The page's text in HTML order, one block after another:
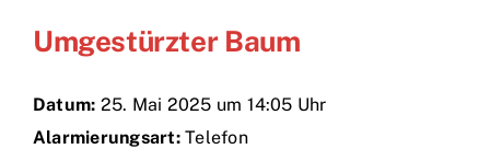
Bürgerinfo
Über uns
Umgestürzter Baum
Datum: 25. Mai 2025 um 14:05 Uhr
Alarmierungsart:Telefon